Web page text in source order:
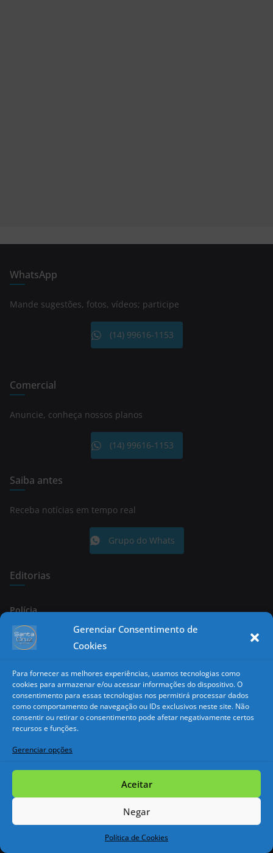
Gerenciar Consentimento de
Cookies
Para fornecer as melhores experiências, usamos tecnologias como
cookies para armazenar e/ou acessar informações do dispositivo. O
consentimento para essas tecnologias nos permitirá processar dados
como comportamento de navegação ou IDs exclusivos neste site. Não
consentir ou retirar o consentimento pode afetar negativamente certos
recursos e funções.
Gerenciar opções
Aceitar
Negar
Política de Cookies
WhatsApp
Mande sugestões, fotos, vídeos; participe
(14) 99616-1153
Comercial
Anuncie, conheça nossos planos
(14) 99616-1153
Saiba antes
Receba notícias em tempo real
Grupo do Whats
Editorias
Polícia
Região
Negócios
Esportes